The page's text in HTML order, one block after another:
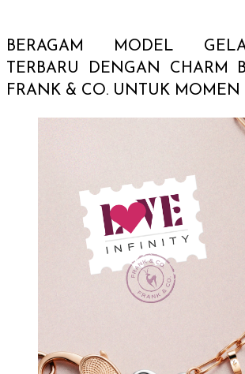
BERAGAM MODEL
TERBARU DENGAN CHARM
FRANK & CO. UNTUK